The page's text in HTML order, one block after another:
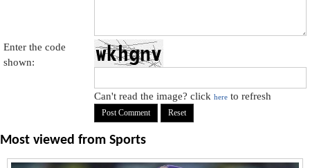
Enter the code
shown:
Can't read the image? clickhere to refresh
Most viewed from Sports